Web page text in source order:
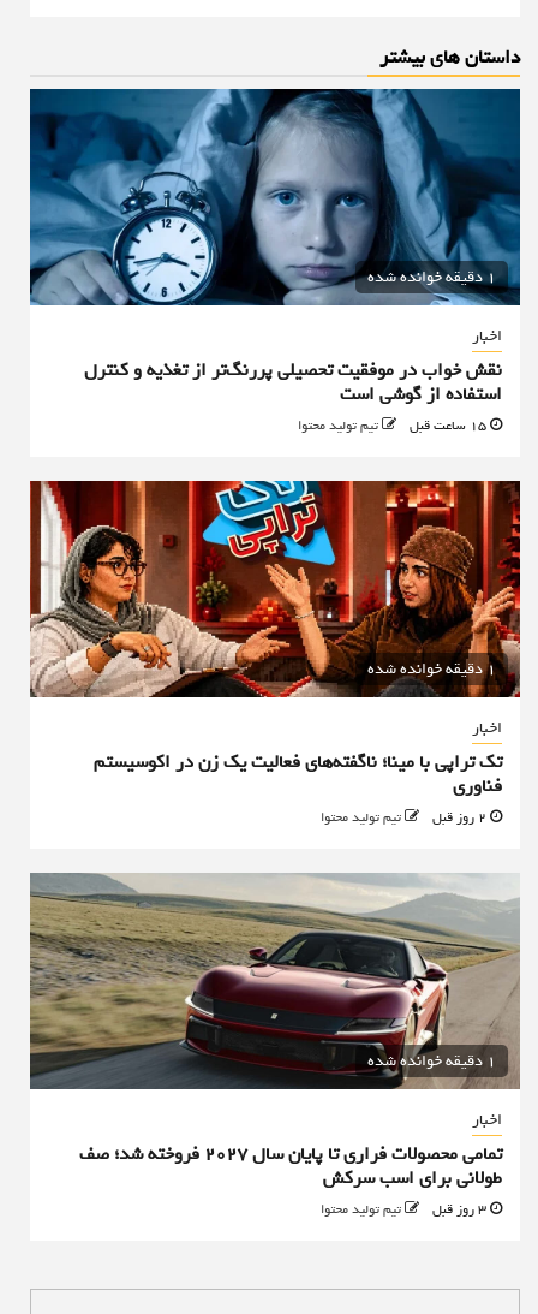
داستان های بیشتر
1 دقیقه خوانده شده
اخبار
نقش خواب در موفقیت تحصیلی پررنگ‌تر از تغذیه و کنترل
استفاده از گوشی است
تیم تولید محتوا
1 دقیقه خوانده شده
اخبار
تک تراپی با مینا؛ ناگفته‌های فعالیت یک زن در اکوسیستم
فناوری
تیم تولید محتوا
1 دقیقه خوانده شده
اخبار
تمامی محصولات فراری تا پایان سال ۲۰۲۷ فروخته شد؛ صف
طولانی برای اسب سرکش
تیم تولید محتوا